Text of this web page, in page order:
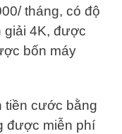
tháng, có độ
giải 4K, được
bốn máy
tiền cước bằng
được miễn phí